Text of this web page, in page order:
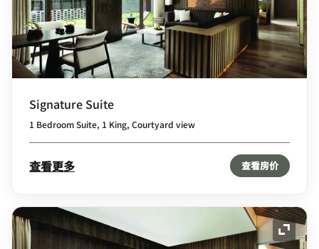
Signature Suite
1 Bedroom Suite, 1 King, Courtyard view
查看更多 查看房价
展开